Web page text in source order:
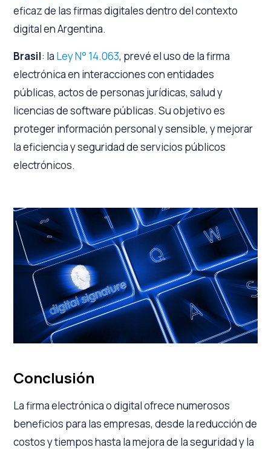
eficaz de las firmas digitales dentro del contexto
digital en Argentina.
Brasil: la Ley N° 14.063, prevé el uso de la firma
electrónica en interacciones con entidades
públicas, actos de personas jurídicas, salud y
licencias de software públicas. Su objetivo es
proteger información personal y sensible, y mejorar
la eficiencia y seguridad de servicios públicos
electrónicos.
Conclusión
La firma electrónica o digital ofrece numerosos
beneficios para las empresas, desde la reducción de
costos y tiempos hasta la mejora de la seguridad y la